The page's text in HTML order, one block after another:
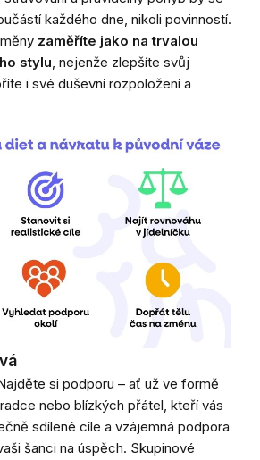
každého dne, nikoli povinností.
zaměříte jako na trvalou
stylu, nejenže zlepšíte svůj
i své duševní rozpoložení a
si podporu – ať už ve formě
nebo blízkých přátel, kteří vás
sdílené cíle a vzájemná podpora
šanci na úspěch. Skupinové